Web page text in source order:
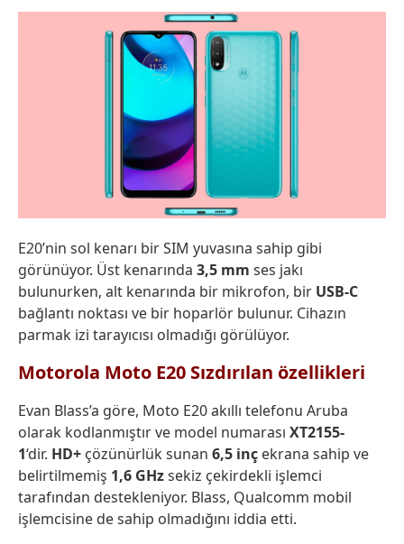
E20’nin sol kenarı bir SIM yuvasına sahip gibi
görünüyor. Üst kenarında 3,5 mm ses jakı
bulunurken, alt kenarında bir mikrofon, bir USB-C
bağlantı noktası ve bir hoparlör bulunur. Cihazın
parmak izi tarayıcısı olmadığı görülüyor.
Motorola Moto E20 Sızdırılan özellikleri
Evan Blass’a göre, Moto E20 akıllı telefonu Aruba
olarak kodlanmıştır ve model numarası XT2155-
1‘dir. HD+ çözünürlük sunan 6,5 inç ekrana sahip ve
belirtilmemiş 1,6 GHzsekiz çekirdekli işlemci
tarafından destekleniyor. Blass, Qualcomm mobil
işlemcisine de sahip olmadığını iddia etti.